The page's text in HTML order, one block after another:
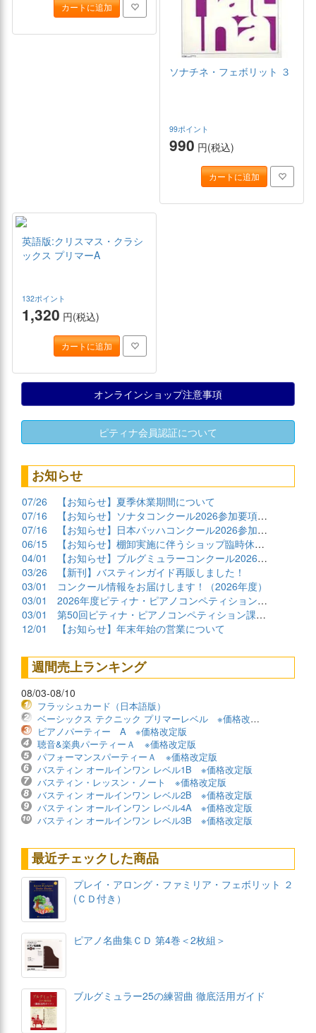
カートに追加
ソナチネ・フェボリット ３
99ポイント
990 円(税込)
カートに追加
英語版:クリスマス・クラシ
ックス プリマーA
132ポイント
1,320 円(税込)
カートに追加
オンラインショップ注意事項
ピティナ会員認証について
お知らせ
07/26
【お知らせ】夏季休業期間について
07/16
【お知らせ】ソナタコンクール2026参加要項公開
07/16
【お知らせ】日本バッハコンクール2026参加要項公開
06/15
【お知らせ】棚卸実施に伴うショップ臨時休業について
04/01
【お知らせ】ブルグミュラーコンクール2026課題曲公開
03/26
【新刊】バスティンガイド再販しました！
03/01
コンクール情報をお届けします！（2026年度）
03/01
2026年度ピティナ・ピアノコンペティション課題曲商品
03/01
第50回ピティナ・ピアノコンペティション課題曲公開！
12/01
【お知らせ】年末年始の営業について
週間売上ランキング
08/03-08/10
フラッシュカード（日本語版）
ベーシックス テクニック プリマーレベル ※価格改定版
ピアノパーティー A ※価格改定版
聴音&楽典パーティーＡ ※価格改定版
パフォーマンスパーティーＡ ※価格改定版
バスティン オールインワン レベル1B ※価格改定版
バスティン・レッスン・ノート ※価格改定版
バスティン オールインワン レベル2B ※価格改定版
バスティン オールインワン レベル4A ※価格改定版
バスティン オールインワン レベル3B ※価格改定版
最近チェックした商品
プレイ・アロング・ファミリア・フェボリット ２
(ＣＤ付き）
ピアノ名曲集ＣＤ 第4巻＜2枚組＞
ブルグミュラー25の練習曲 徹底活用ガイド